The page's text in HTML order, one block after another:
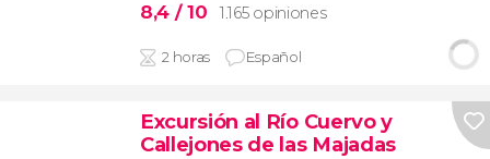
8,4 / 10 1.165 opiniones
2 horas Español
Excursión al Río Cuervo y
Callejones de las Majadas